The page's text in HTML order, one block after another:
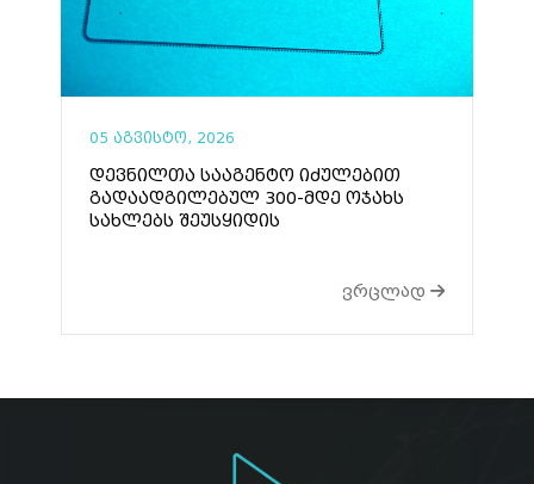
05 აგვისტო, 2026
დევნილთა სააგენტო იძულებით
გადაადგილებულ 300-მდე ოჯახს
სახლებს შეუსყიდის
ვრცლად